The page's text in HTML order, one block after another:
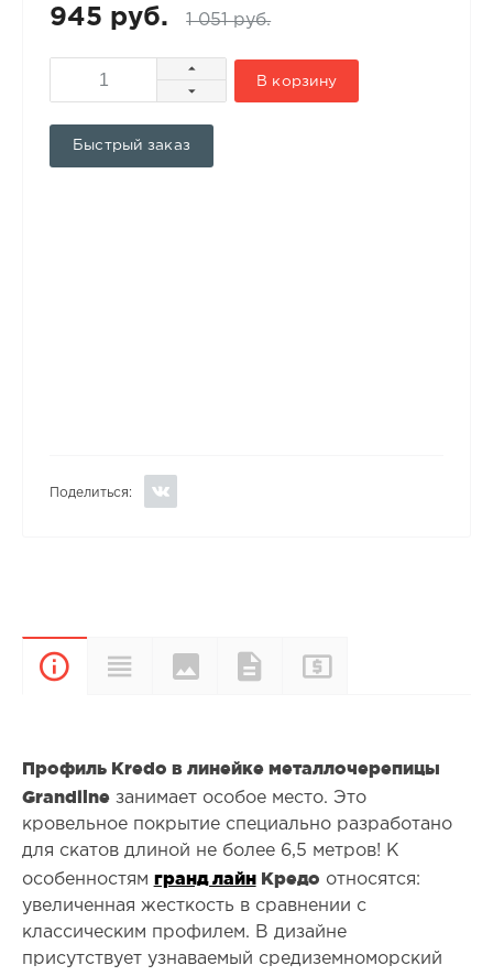
945 руб. 1 051 руб.
В корзину
Быстрый заказ
Поделиться:
ОписаниеХарактеристики
Цвета и
покрытия
Документы
Профиль Kredo в линейке металлочерепицы
Grandlineзанимает особое место. Это
кровельное покрытие специально разработано
для скатов длиной не более 6,5 метров! К
особенностям гранд лайнКредо относятся:
увеличенная жесткость в сравнении с
классическим профилем. В дизайне
присутствует узнаваемый средиземноморский